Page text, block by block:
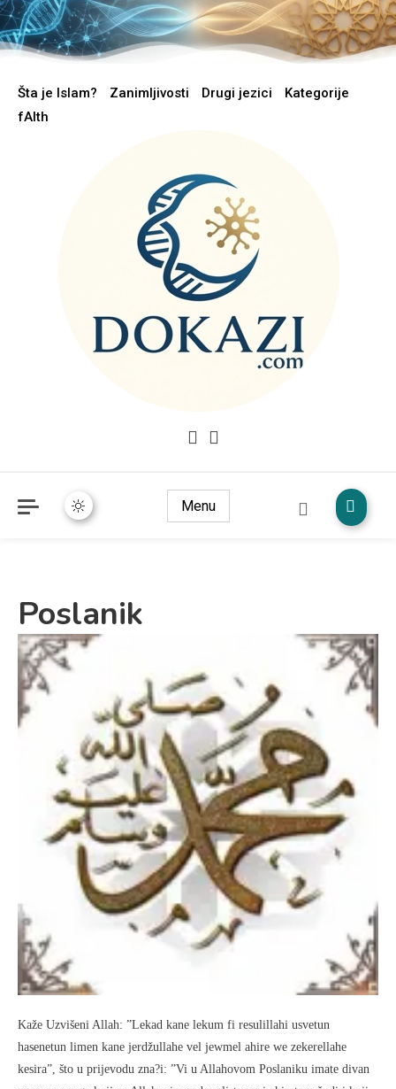
Šta je Islam? Zanimljivosti Drugi jezici
Kategorije
fAIth
Menu
Poslanik
2 MINS READ
Kaže Uzvišeni Allah: ”Lekad kane lekum fi resulillahi usvetun
hasenetun limen kane jerdžullahe vel jewmel ahire we zekerellahe
kesira”, što u prijevodu zna?i: ”Vi u Allahovom Poslaniku imate divan